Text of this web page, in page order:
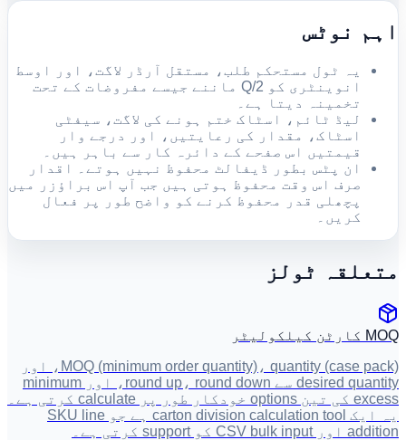
اہم نوٹس
یہ ٹول مستحکم طلب، مستقل آرڈر لاگت، اور اوسط
انوینٹری کو Q/2 ماننے جیسے مفروضات کے تحت
تخمینہ دیتا ہے۔
لیڈ ٹائم، اسٹاک ختم ہونے کی لاگت، سیفٹی
اسٹاک، مقدار کی رعایتیں، اور درجے وار
قیمتیں اس صفحے کے دائرہ کار سے باہر ہیں۔
ان پٹس بطور ڈیفالٹ محفوظ نہیں ہوتے۔ اقدار
صرف اس وقت محفوظ ہوتی ہیں جب آپ اس براؤزر میں
پچھلی قدر محفوظ کرنے کو واضح طور پر فعال
کریں۔
متعلقہ ٹولز
MOQ کارٹن کیلکولیٹر
MOQ (minimum order quantity)، quantity (case pack)، اور
desired quantity سے round up، round down، اور minimum
excess کی تین options خودکار طور پر calculate کرتی ہے۔
یہ ایک carton division calculation tool ہے جو SKU line
addition اور CSV bulk input کو support کرتی ہے۔